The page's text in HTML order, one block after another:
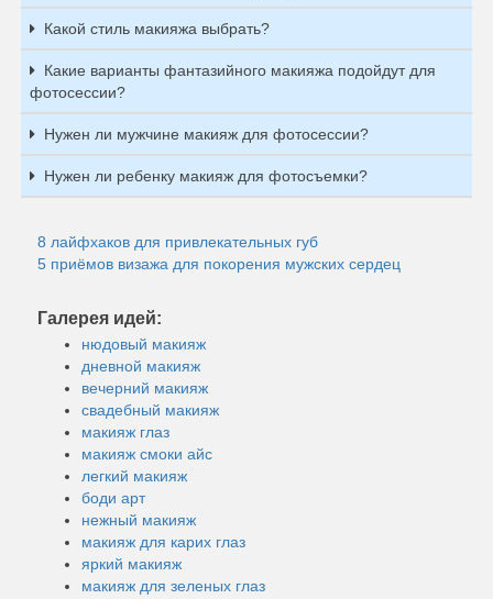
Какой стиль макияжа выбрать?
Какие варианты фантазийного макияжа подойдут для
фотосессии?
Нужен ли мужчине макияж для фотосессии?
Нужен ли ребенку макияж для фотосъемки?
8 лайфхаков для привлекательных губ
5 приёмов визажа для покорения мужских сердец
Галерея идей:
нюдовый макияж
дневной макияж
вечерний макияж
свадебный макияж
макияж глаз
макияж смоки айс
легкий макияж
боди арт
нежный макияж
макияж для карих глаз
яркий макияж
макияж для зеленых глаз